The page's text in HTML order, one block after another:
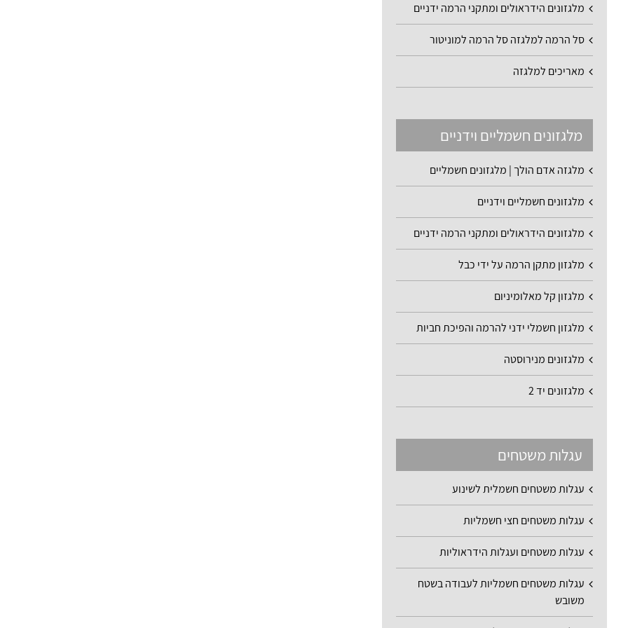
מלגזונים הידראולים ומתקני הרמה ידניים
סל הרמה למלגזה סל הרמה למוניטור
מאריכים למלגזה
מלגזונים חשמליים וידניים
מלגזה אדם הולך | מלגזונים חשמליים
מלגזונים חשמליים וידניים
מלגזונים הידראולים ומתקני הרמה ידניים
מלגזון מתקן הרמה על ידי כבל
מלגזון קל מאלומיניום
מלגזון חשמלי ידני להרמה והפיכת חביות
מלגזונים מנירוסטה
מלגזונים יד 2
עגלות משטחים
עגלות משטחים חשמלית לשינוע
עגלות משטחים חצי חשמליות
עגלות משטחים ועגלות הידראוליות
עגלות משטחים חשמליות לעבודה בשטח
משובש